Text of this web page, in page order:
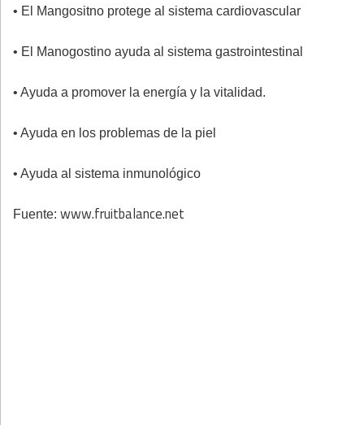
• El Mangositno protege al sistema cardiovascular
• El Manogostino ayuda al sistema gastrointestinal
• Ayuda a promover la energía y la vitalidad.
• Ayuda en los problemas de la piel
• Ayuda al sistema inmunológico
Fuente: www.fruitbalance.net